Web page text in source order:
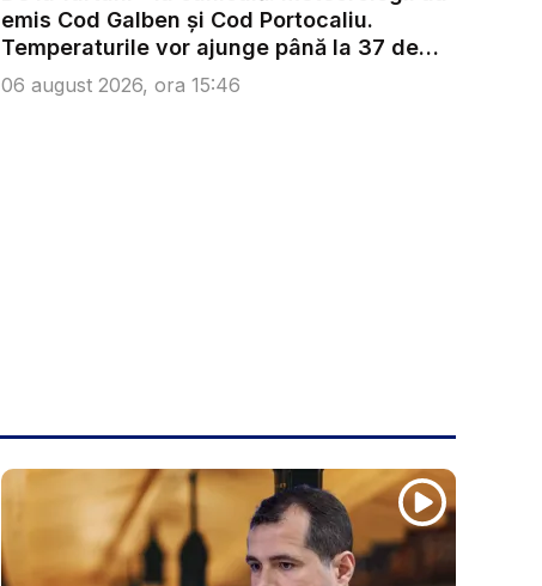
emis Cod Galben și Cod Portocaliu.
Temperaturile vor ajunge până la 37 de
g...
06 august 2026, ora 15:46